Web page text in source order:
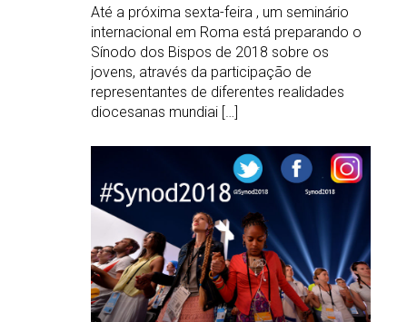
Até a próxima sexta-feira , um seminário
internacional em Roma está preparando o
Sínodo dos Bispos de 2018 sobre os
jovens, através da participação de
representantes de diferentes realidades
diocesanas mundiai […]